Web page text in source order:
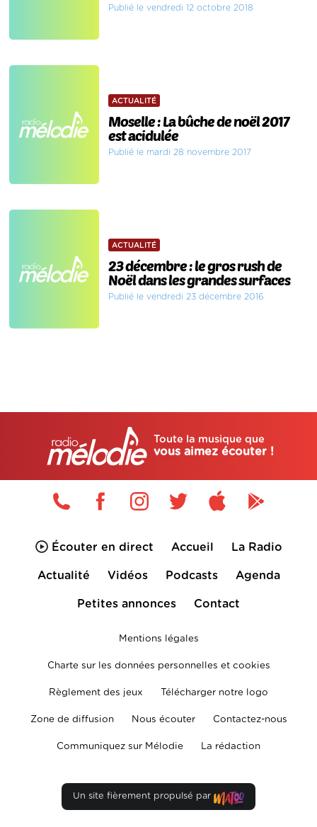
Publié le vendredi 12 octobre 2018
ACTUALITÉ
Moselle : La bûche de noël 2017
est acidulée
Publié le mardi 28 novembre 2017
ACTUALITÉ
23 décembre : le gros rush de
Noël dans les grandes surfaces
Publié le vendredi 23 décembre 2016
Toute la musique que
vous aimez écouter !
Écouter en direct Accueil La Radio
Actualité Vidéos Podcasts Agenda
Petites annonces Contact
Mentions légales
Charte sur les données personnelles et cookies
Règlement des jeux Télécharger notre logo
Zone de diffusion Nous écouter Contactez-nous
Communiquez sur Mélodie La rédaction
Un site fièrement propulsé par